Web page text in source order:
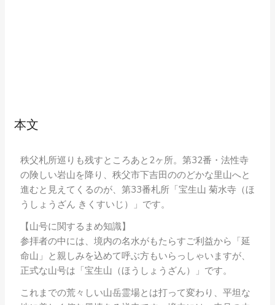
本文
秩父札所巡りも残すところあと2ヶ所。第32番・法性寺
の険しい岩山を降り、秩父市下吉田ののどかな里山へと
進むと見えてくるのが、第33番札所「宝生山 菊水寺（ほ
うしょうざん きくすいじ）」です。
【山号に関するまめ知識】
参拝者の中には、境内の名水がもたらすご利益から「延
命山」と親しみを込めて呼ぶ方もいらっしゃいますが、
正式な山号は「宝生山（ほうしょうざん）」です。
これまでの荒々しい山岳霊場とは打って変わり、平坦な